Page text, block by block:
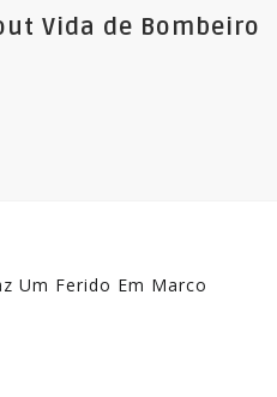
Vida de Bombeiro
Um Ferido Em Marco